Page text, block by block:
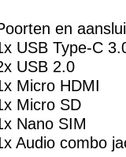
en
USB Type-C
USB 2.0
Micro HDMI
Micro SD
Nano SIM
Audio combo